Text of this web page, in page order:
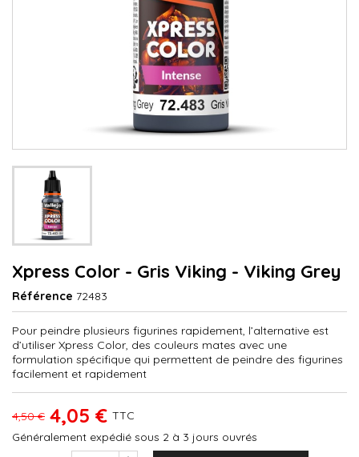
Xpress Color - Gris Viking - Viking Grey
Référence 72483
Pour peindre plusieurs figurines rapidement, l’alternative est
d’utiliser Xpress Color, des couleurs mates avec une
formulation spécifique qui permettent de peindre des figurines
facilement et rapidement
4,50 € 4,05 € TTC
Généralement expédié sous 2 à 3 jours ouvrés